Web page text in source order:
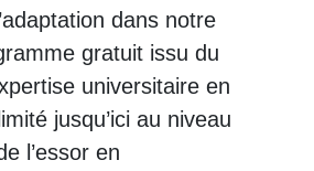
dans notre
gratuit issu du
universitaire en
jusqu’ici au niveau
l’essor en